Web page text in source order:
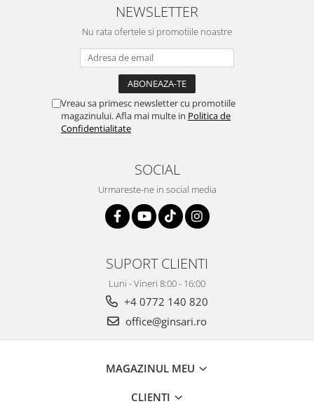
NEWSLETTER
Nu rata ofertele si promotiile noastre
Vreau sa primesc newsletter cu promotiile
magazinului. Afla mai multe in Politica de
Confidentialitate
SOCIAL
Urmareste-ne in social media
SUPORT CLIENTI
Luni - Vineri 8:00 - 16:00
+4 0772 140 820
office@ginsari.ro
MAGAZINUL MEU
CLIENTI